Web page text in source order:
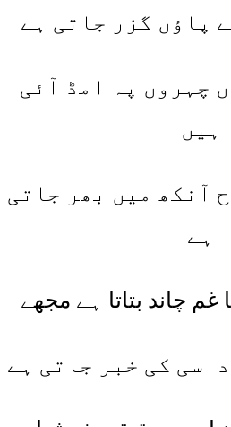
پاؤں گزر جاتی ہے
چہروں پہ امڈ آئی
ہیں
آنکھ میں بھر جاتی
ہے
چاند بتاتا ہے مجھے
کی خبر جاتی ہے